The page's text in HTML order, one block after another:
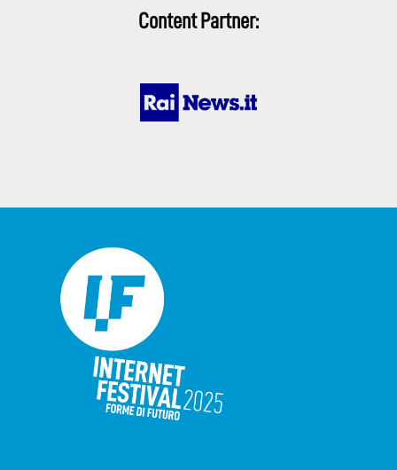
Content Partner: